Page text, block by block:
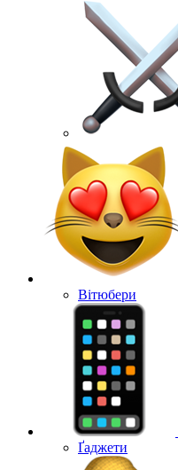
Вітюбери
Ґаджети